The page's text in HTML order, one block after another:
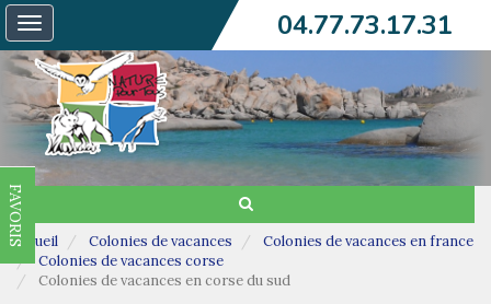
Toggle
navigation
04.77.73.17.31
FAVORIS
Accueil Colonies de vacances
Colonies de vacances en france
Colonies de vacances corse
Colonies de vacances en corse du sud